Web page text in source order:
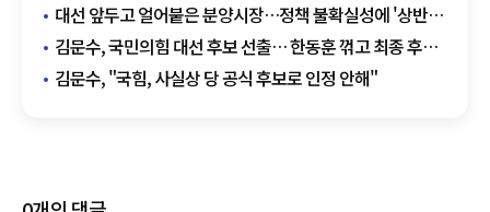
대선 앞두고 얼어붙은 분양시장…정책 불확실성에 '상반기
공급절벽' 우려
김문수, 국민의힘 대선 후보 선출… 한동훈 꺾고 최종 후보
확정
김문수, "국힘, 사실상 당 공식 후보로 인정 안해"